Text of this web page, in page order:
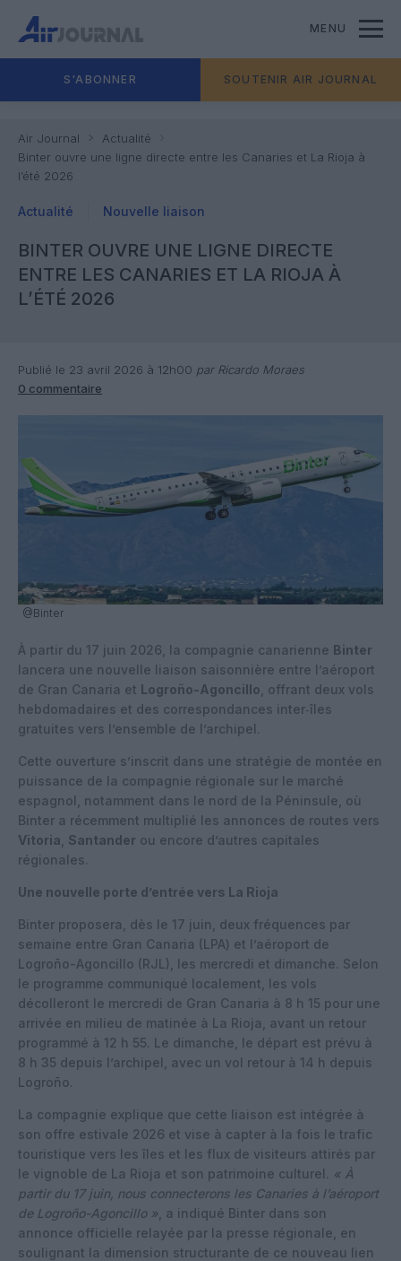
MENU
S'ABONNER SOUTENIR AIR JOURNAL
Air Journal
Actualité
Binter ouvre une ligne directe entre les Canaries et La Rioja à
l’été 2026
Actualité Nouvelle liaison
BINTER OUVRE UNE LIGNE DIRECTE
ENTRE LES CANARIES ET LA RIOJA À
L’ÉTÉ 2026
Publié le 23 avril 2026 à 12h00 par Ricardo Moraes
0 commentaire
@Binter
À partir du 17 juin 2026, la compagnie canarienne Binter
lancera une nouvelle liaison saisonnière entre l’aéroport
de Gran Canaria et Logroño-Agoncillo , offrant deux vols
hebdomadaires et des correspondances inter‑îles
gratuites vers l’ensemble de l’archipel.
Cette ouverture s’inscrit dans une stratégie de montée en
puissance de la compagnie régionale sur le marché
espagnol, notamment dans le nord de la Péninsule, où
Binter a récemment multiplié les annonces de routes vers
Vitoria Santander ou encore d’autres capitales
régionales.
Une nouvelle porte d’entrée vers La Rioja
Binter proposera, dès le 17 juin, deux fréquences par
semaine entre Gran Canaria (LPA) et l’aéroport de
Logroño-Agoncillo (RJL), les mercredi et dimanche. Selon
le programme communiqué localement, les vols
décolleront le mercredi de Gran Canaria à 8 h 15 pour une
arrivée en milieu de matinée à La Rioja, avant un retour
programmé à 12 h 55. Le dimanche, le départ est prévu à
8 h 35 depuis l’archipel, avec un vol retour à 14 h depuis
Logroño.
La compagnie explique que cette liaison est intégrée à
son offre estivale 2026 et vise à capter à la fois le trafic
touristique vers les îles et les flux de visiteurs attirés par
le vignoble de La Rioja et son patrimoine culturel. « À
partir du 17 juin, nous connecterons les Canaries à l’aéroport
de Logroño-Agoncillo » , a indiqué Binter dans son
annonce officielle relayée par la presse régionale, en
soulignant la dimension structurante de ce nouveau lien